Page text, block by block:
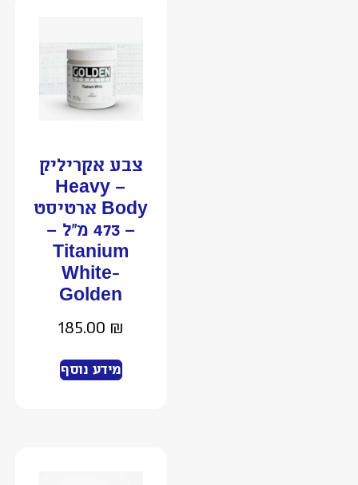
צבע אקריליק
– Heavy
Body ארטיסט
– 473 מ”ל –
Titanium
White-
Golden
185.00₪
מידע נוסף